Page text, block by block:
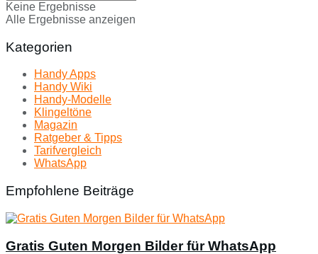
Keine Ergebnisse
Alle Ergebnisse anzeigen
Kategorien
Handy Apps
Handy Wiki
Handy-Modelle
Klingeltöne
Magazin
Ratgeber & Tipps
Tarifvergleich
WhatsApp
Empfohlene Beiträge
Gratis Guten Morgen Bilder für WhatsApp